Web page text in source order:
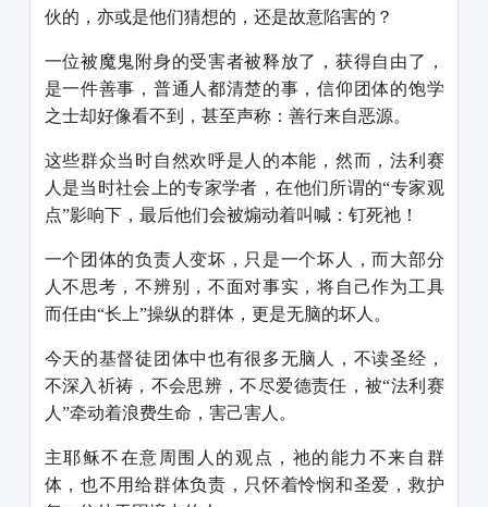
伙的，亦或是他们猜想的，还是故意陷害的？
一位被魔鬼附身的受害者被释放了，获得自由了，
是一件善事，普通人都清楚的事，信仰团体的饱学
之士却好像看不到，甚至声称：善行来自恶源。
这些群众当时自然欢呼是人的本能，然而，法利赛
人是当时社会上的专家学者，在他们所谓的“专家观
点”影响下，最后他们会被煽动着叫喊：钉死祂！
一个团体的负责人变坏，只是一个坏人，而大部分
人不思考，不辨别，不面对事实，将自己作为工具
而任由“长上”操纵的群体，更是无脑的坏人。
今天的基督徒团体中也有很多无脑人，不读圣经，
不深入祈祷，不会思辨，不尽爱德责任，被“法利赛
人”牵动着浪费生命，害己害人。
主耶稣不在意周围人的观点，祂的能力不来自群
体，也不用给群体负责，只怀着怜悯和圣爱，救护